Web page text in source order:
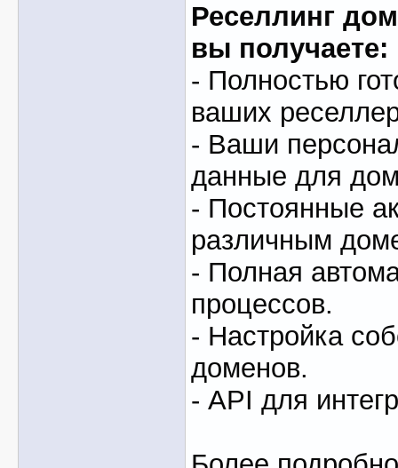
Реселлинг
вы получаете:
- Полностью
ваших
- Ваши
данные для
- Постоянные
различным
- Полная
процессов.
- Настройка
доменов.
- API для